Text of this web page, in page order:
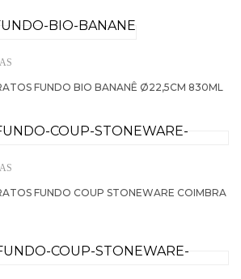
FUNDO BIO BANANÊ Ø22,5CM 830ML
FUNDO COUP STONEWARE COIMBRA